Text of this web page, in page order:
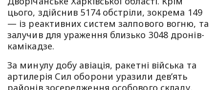
цього, здійснив 5174 обстріли, зокрема 149
— із реактивних систем залпового вогню, та
залучив для ураження близько 3048 дронів-
камікадзе.
За минулу добу авіація, ракетні війська та
артилерія Сил оборони уразили дев’ять
районів зосередження особового складу,